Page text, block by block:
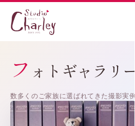
フ ォトギャラリー
数多くのご家族に選ばれてきた撮影実例